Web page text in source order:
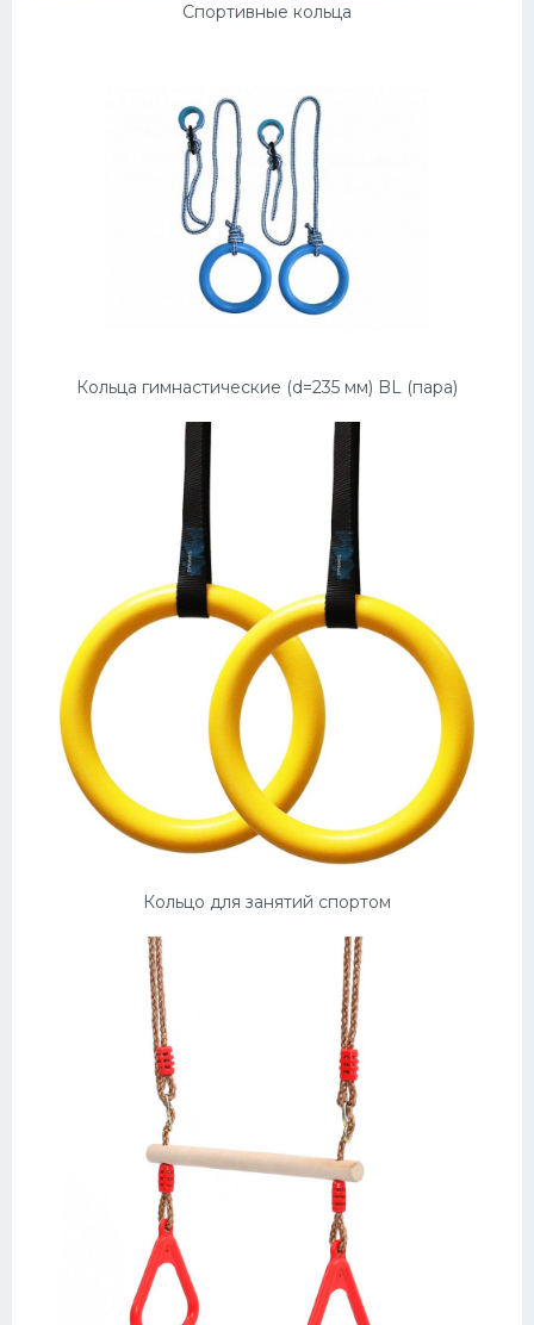
Спортивные кольца
Кольца гимнастические (d=235 мм) BL (пара)
Кольцо для занятий спортом